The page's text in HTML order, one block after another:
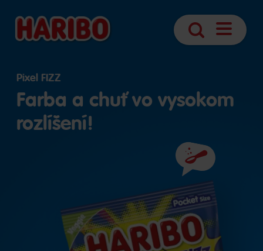
HľadanieOtvoriť
Pixel FIZZ
Farba a chuť vo vysokom
rozlíšení!
Prísady